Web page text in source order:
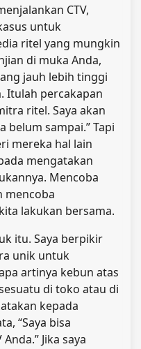
CTV,
untuk
ritel yang mungkin
di muka Anda,
jauh lebih tinggi
Itulah percakapan
ritel. Saya akan
belum sampai.” Tapi
mereka hal lain
mengatakan
Mencoba
mencoba
lakukan bersama.
itu. Saya berpikir
unik untuk
artinya kebun atas
di toko atau di
kepada
“Saya bisa
Jika saya